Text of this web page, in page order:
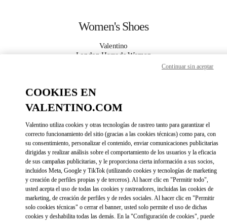
Women's Shoes
Valentino
London Harrods Woman
MORE DETAILS
DIRECCIONESLINK OPENS IN
COOKIES EN
VALENTINO.COM
Valentino utiliza cookies y otras tecnologías de rastreo tanto para garantizar el
correcto funcionamiento del sitio (gracias a las cookies técnicas) como para, con
su consentimiento, personalizar el contenido, enviar comunicaciones publicitarias
dirigidas y realizar análisis sobre el comportamiento de los usuarios y la eficacia
de sus campañas publicitarias, y le proporciona cierta información a sus socios,
incluidos Meta, Google y TikTok (utilizando cookies y tecnologías de marketing
y creación de perfiles propias y de terceros). Al hacer clic en "Permitir todo",
usted acepta el uso de todas las cookies y rastreadores, incluidas las cookies de
marketing, de creación de perfiles y de redes sociales. Al hacer clic en "Permitir
solo cookies técnicas" o cerrar el banner, usted solo permite el uso de dichas
cookies y deshabilita todas las demás. En la "Configuración de cookies", puede
Continuar sin aceptar